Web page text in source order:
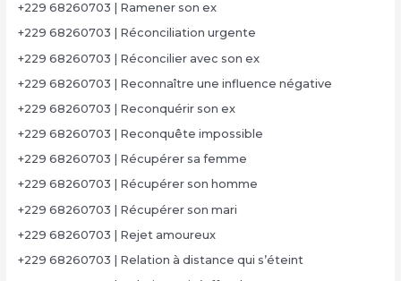
+229 68260703 | Ramener son ex
+229 68260703 | Réconciliation urgente
+229 68260703 | Réconcilier avec son ex
+229 68260703 | Reconnaître une influence négative
+229 68260703 | Reconquérir son ex
+229 68260703 | Reconquête impossible
+229 68260703 | Récupérer sa femme
+229 68260703 | Récupérer son homme
+229 68260703 | Récupérer son mari
+229 68260703 | Rejet amoureux
+229 68260703 | Relation à distance qui s’éteint